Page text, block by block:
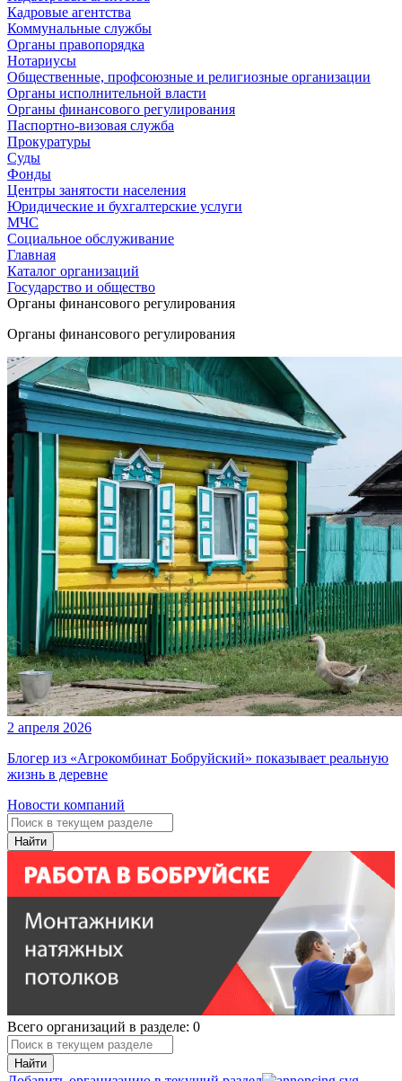
Кадровые агентства
Коммунальные службы
Органы правопорядка
Нотариусы
Общественные, профсоюзные и религиозные организации
Органы исполнительной власти
Органы финансового регулирования
Паспортно-визовая служба
Прокуратуры
Суды
Фонды
Центры занятости населения
Юридические и бухгалтерские услуги
МЧС
Социальное обслуживание
Главная
Каталог организаций
Государство и общество
Органы финансового регулирования
Органы финансового регулирования
2 апреля 2026
Блогер из «Агрокомбинат Бобруйский» показывает реальную
жизнь в деревне
Новости компаний
Найти
Всего организаций в разделе: 0
Найти